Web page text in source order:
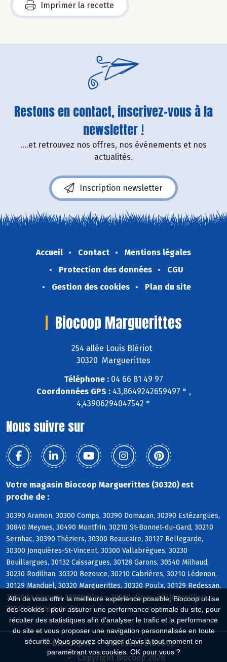
Afin de vous offrir la meilleure expérience possible, Biocoop utilise
des cookies : pour assurer une performance optimale du site, pour
récolter des statistiques afin d'analyser le trafic et la performance
du site et vous proposer une navigation personnalisée en toute
sécurité. Vous pouvez changer d'avis à tout moment en
paramétrant vos cookies. OK pour vous ?
Imprimer la recette
Restons en contact, inscrivez-vous à la
newsletter !
....et retrouvez nos offres, nos événements et nos
actualités.
Inscription newsletter
Accueil Contact
Mentions légales
Protection des données
CGU
Gestion des cookies
Plan du site
Biocoop Marguerittes
254 allée Louis Blériot
30320 Marguerittes
Téléphone : 04 66 81 49 97
Coordonnées GPS :43,8649242659497 ° ,
4,43906294047542 °
Nous suivre sur
Votre magasin Biocoop Marguerittes (30320) est
proche de :
30390 Aramon, 30300 Comps, 30390 Domazan, 30390 Estézargues,
30840 Meynes, 30490 Montfrin, 30210 St-Bonnet-du-Gard, 30210
Sernhac, 30390 Théziers, 30300 Beaucaire, 30127 Bellegarde,
30300 Jonquières-St-Vincent, 30300 Vallabrègues, 30230
Bouillargues, 30132 Caissargues, 30128 Garons, 30540 Milhaud,
30230 Rodilhan, 30320 Bezouce, 30210 Cabrières, 30210 Lédenon,
30129 Manduel, 30320 Marguerittes, 30320 Poulx, 30129 Redessan,
30320 St-Gervasy, 30000 Nîmes, 30900 Nîmes, 30210 Argilliers,
30210 Castillon-du-Gard
Biocoop.fr
Le réseau Biocoop
Copyright Biocoop 2026